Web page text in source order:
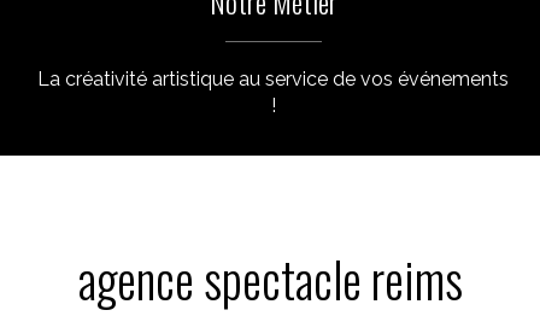
La créativité artistique au service de vos événements
!
agence spectacle reims